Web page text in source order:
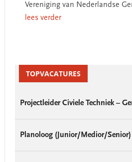
Vereniging van Nederlandse
lees verder
SidebarTOPVACATURES
Projectleider Civiele Techniek –
Planoloog (Junior/Medior/